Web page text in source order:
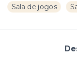
Sala de jogos